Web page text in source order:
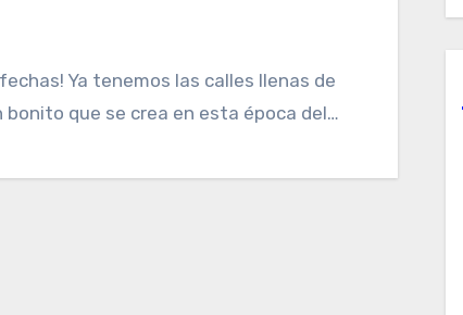
Ya tenemos las calles llenas de
que se crea en esta época del…